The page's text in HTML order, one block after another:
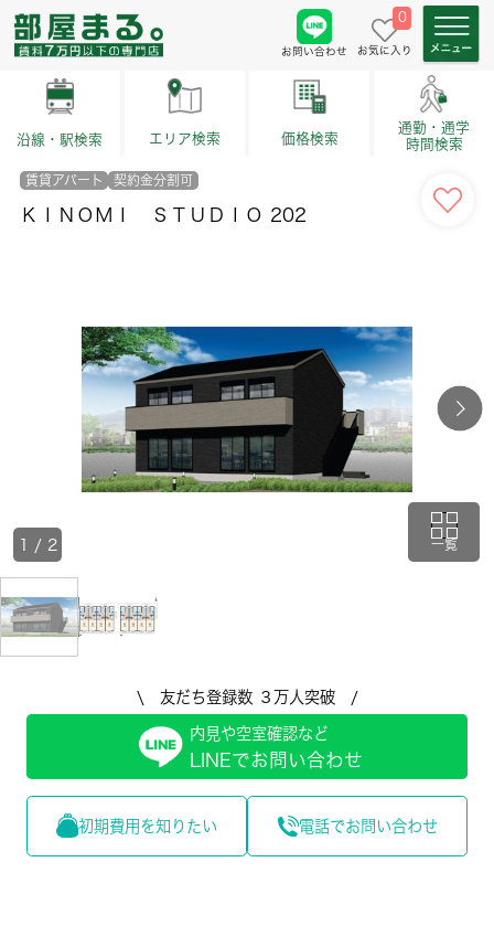
お問い合わせ
0
お気に入り
沿線・駅検索 エリア検索 価格検索
通勤・通学
時間検索
賃貸アパート 契約金分割可
ＫＩＮＯＭＩ ＳＴＵＤＩＯ 202
一覧
1 / 2
\ 友だち登録数 ３万人突破 /
内見や空室確認など
LINEでお問い合わせ
初期費用を知りたい 電話でお問い合わせ